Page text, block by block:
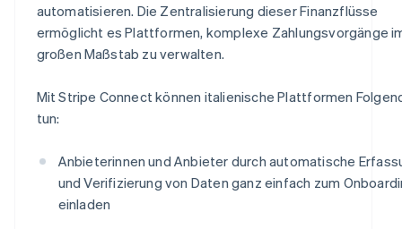
automatisieren. Die Zentralisierung dieser Finanzflüsse
ermöglicht es Plattformen, komplexe Zahlungsvorgänge
großen Maßstab zu verwalten.
Mit Stripe Connect können italienische Plattformen
tun:
Anbieterinnen und Anbieter durch automatische
und Verifizierung von Daten ganz einfach zum
einladen